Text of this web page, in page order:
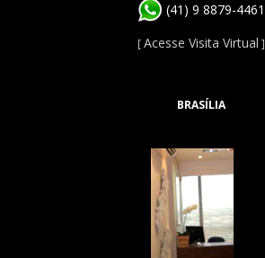
(41) 9 8879-4461
[Acesse Visita Virtual ]
BRASÍLIA